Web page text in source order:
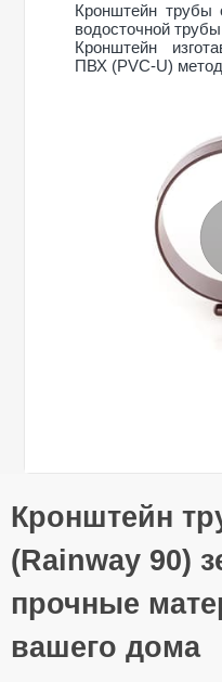
Кронштейн трубы
водосточной
Кронштейн
ПВХ (PVC-U)
Общие
Тип системы
Материал
Технология
Размеры
Вес
Оставьте
Ваше имя
Кронштейн
(Rainway 90)
прочные
вашего дома